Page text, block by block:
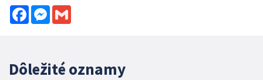
FacebookMessenger
Dôležité oznamy